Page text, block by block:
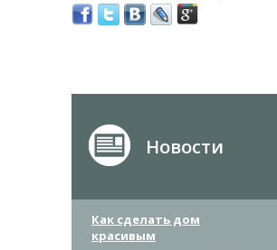
Новости
Как сделать дом
красивым